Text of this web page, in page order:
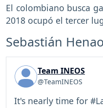
El colombiano busca
2018 ocupó el tercer
Sebastián
Team INEOS
@TeamINEOS
It's nearly time for